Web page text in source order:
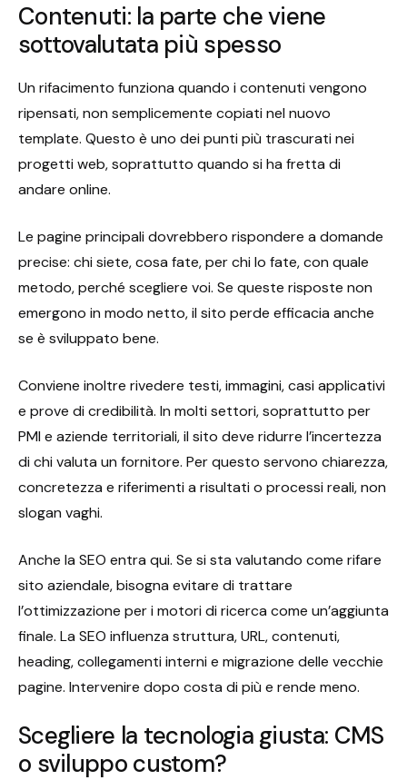
Contenuti: la parte che viene
sottovalutata più spesso
Un rifacimento funziona quando i contenuti vengono
ripensati, non semplicemente copiati nel nuovo
template. Questo è uno dei punti più trascurati nei
progetti web, soprattutto quando si ha fretta di
andare online.
Le pagine principali dovrebbero rispondere a domande
precise: chi siete, cosa fate, per chi lo fate, con quale
metodo, perché scegliere voi. Se queste risposte non
emergono in modo netto, il sito perde efficacia anche
se è sviluppato bene.
Conviene inoltre rivedere testi, immagini, casi applicativi
e prove di credibilità. In molti settori, soprattutto per
PMI e aziende territoriali, il sito deve ridurre l’incertezza
di chi valuta un fornitore. Per questo servono chiarezza,
concretezza e riferimenti a risultati o processi reali, non
slogan vaghi.
Anche la SEO entra qui. Se si sta valutando come rifare
sito aziendale, bisogna evitare di trattare
l’ottimizzazione per i motori di ricerca come un’aggiunta
finale. La SEO influenza struttura, URL, contenuti,
heading, collegamenti interni e migrazione delle vecchie
pagine. Intervenire dopo costa di più e rende meno.
Scegliere la tecnologia giusta: CMS
o sviluppo custom?